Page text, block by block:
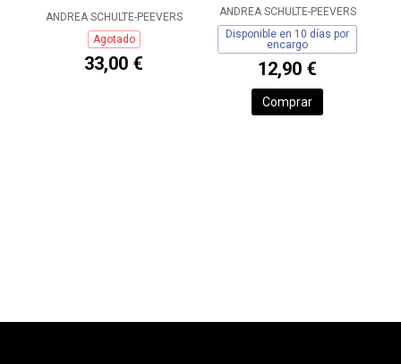
ANDREA SCHULTE-PEEVERS
Agotado
33,00 €
ANDREA SCHULTE-PEEVERS
Disponible en 10 días por
encargo
12,90 €
Comprar